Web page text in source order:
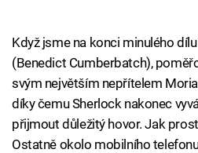
Když jsme na konci minulého
(Benedict Cumberbatch),
svým největším nepřítelem
díky čemu Sherlock nakonec
přijmout důležitý hovor. Jak
Ostatně okolo mobilního